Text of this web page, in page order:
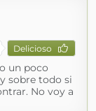
Delicioso
un poco
sobre todo si
No voy a